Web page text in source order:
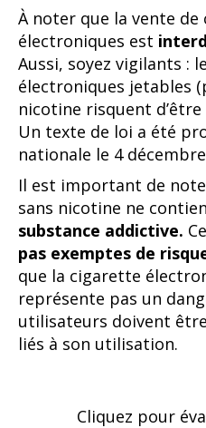
À noter que la vente de
électroniques est
Aussi, soyez vigilants :
électroniques jetables
nicotine risquent d’être
Un texte de loi a été
nationale le 4
Il est important de
sans nicotine ne
substance addictive.
pas exemptes de
que la cigarette
représente pas un
utilisateurs doivent
liés à son utilisation.
Cliquez pour